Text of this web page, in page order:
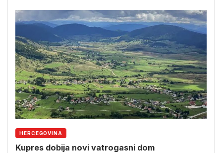
HERCEGOVINA
Kupres dobija novi vatrogasni dom